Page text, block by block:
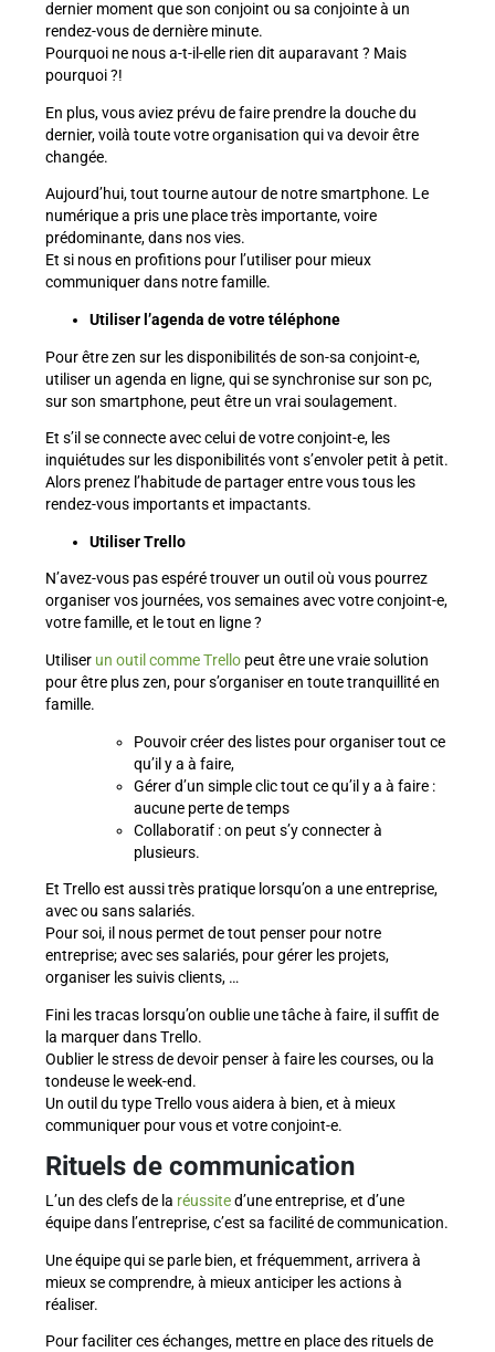
dernier moment que son conjoint ou sa conjointe à un
rendez-vous de dernière minute.
Pourquoi ne nous a-t-il-elle rien dit auparavant ? Mais
pourquoi ?!
En plus, vous aviez prévu de faire prendre la douche du
dernier, voilà toute votre organisation qui va devoir être
changée.
Aujourd’hui, tout tourne autour de notre smartphone. Le
numérique a pris une place très importante, voire
prédominante, dans nos vies.
Et si nous en profitions pour l’utiliser pour mieux
communiquer dans notre famille.
Utiliser l’agenda de votre téléphone
Pour être zen sur les disponibilités de son-sa conjoint-e,
utiliser un agenda en ligne, qui se synchronise sur son pc,
sur son smartphone, peut être un vrai soulagement.
Et s’il se connecte avec celui de votre conjoint-e, les
inquiétudes sur les disponibilités vont s’envoler petit à petit.
Alors prenez l’habitude de partager entre vous tous les
rendez-vous importants et impactants.
Utiliser Trello
N’avez-vous pas espéré trouver un outil où vous pourrez
organiser vos journées, vos semaines avec votre conjoint-e,
votre famille, et le tout en ligne ?
Utiliser un outil comme Trellopeut être une vraie solution
pour être plus zen, pour s’organiser en toute tranquillité en
famille.
Pouvoir créer des listes pour organiser tout ce
qu’il y a à faire,
Gérer d’un simple clic tout ce qu’il y a à faire :
aucune perte de temps
Collaboratif : on peut s’y connecter à
plusieurs.
Et Trello est aussi très pratique lorsqu’on a une entreprise,
avec ou sans salariés.
Pour soi, il nous permet de tout penser pour notre
entreprise; avec ses salariés, pour gérer les projets,
organiser les suivis clients, …
Fini les tracas lorsqu’on oublie une tâche à faire, il suffit de
la marquer dans Trello.
Oublier le stress de devoir penser à faire les courses, ou la
tondeuse le week-end.
Un outil du type Trello vous aidera à bien, et à mieux
communiquer pour vous et votre conjoint-e.
Rituels de communication
L’un des clefs de la réussited’une entreprise, et d’une
équipe dans l’entreprise, c’est sa facilité de communication.
Une équipe qui se parle bien, et fréquemment, arrivera à
mieux se comprendre, à mieux anticiper les actions à
réaliser.
Pour faciliter ces échanges, mettre en place des rituels de